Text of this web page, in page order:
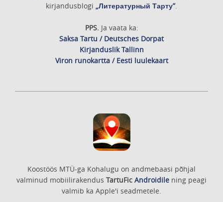
kirjandusblogi „Литературный Тарту”.
PPS. Ja vaata ka:
Saksa Tartu / Deutsches Dorpat
Kirjanduslik Tallinn
Viron runokartta / Eesti luulekaart
Koostöös MTÜ-ga Kohalugu on andmebaasi põhjal
valminud mobiilirakendus TartuFic Androidile ning peagi
valmib ka Apple'i seadmetele.